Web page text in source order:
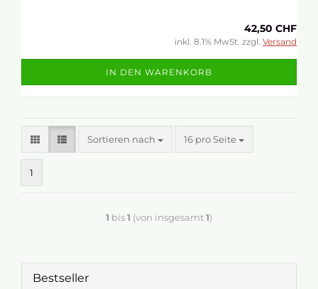
42,50 CHF
inkl. 8.1% MwSt. zzgl. Versand
IN DEN WARENKORB
Sortieren nach 16 pro Seite
1
1 bis1 (von insgesamt1)
Bestseller